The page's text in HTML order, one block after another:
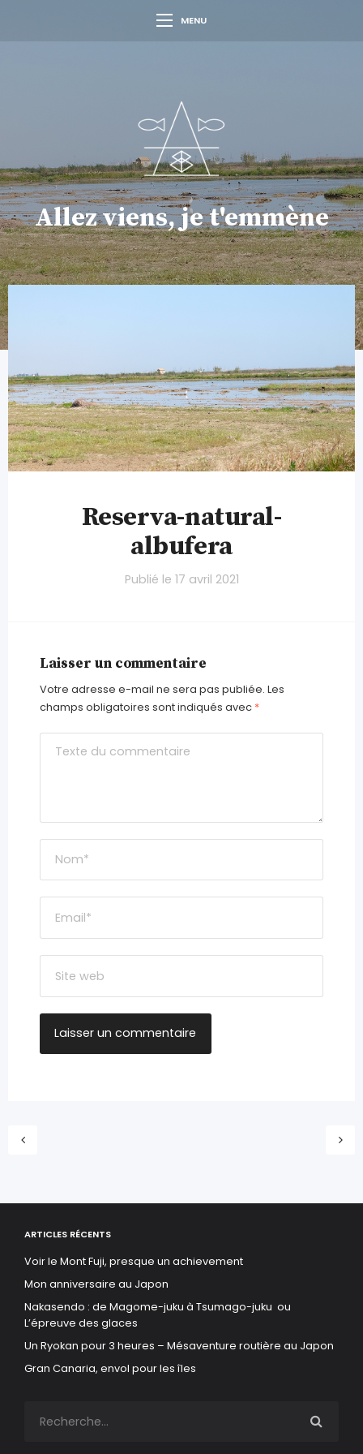
MENU
Allez viens, je t'emmène
Reserva-natural-
albufera
Publié le 17 avril 2021
Laisser un commentaire
Votre adresse e-mail ne sera pas publiée. Les
champs obligatoires sont indiqués avec *
ARTICLES RÉCENTS
Voir le Mont Fuji, presque un achievement
Mon anniversaire au Japon
Nakasendo : de Magome-juku à Tsumago-juku ou
L’épreuve des glaces
Un Ryokan pour 3 heures – Mésaventure routière au Japon
Gran Canaria, envol pour les îles